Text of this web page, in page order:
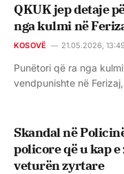
QKUK jep detaje
nga kulmi në
KOSOVË 21.05.2026, 13:49
Punëtori që ra nga
vendpunishte në
Skandal në
policore që u kap
veturën zyrtare